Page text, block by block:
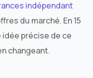
indépendant
du marché. En 15
précise de ce
changeant.